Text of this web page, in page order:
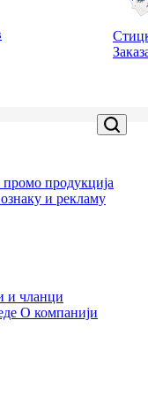
продукција
и рекламу
и чланци
О компанији